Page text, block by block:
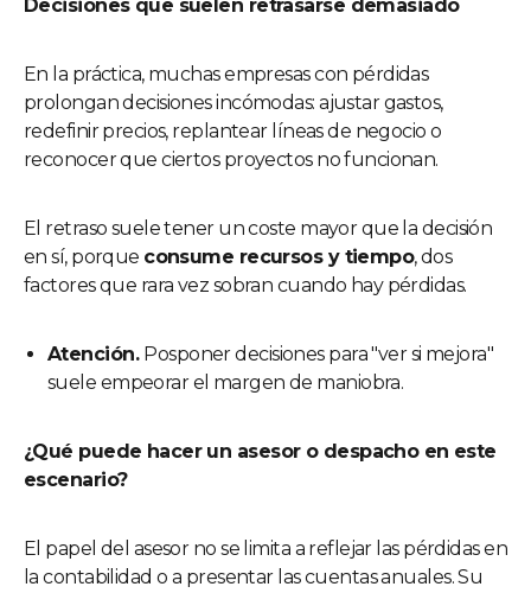
Decisiones que suelen retrasarse demasiado
En la práctica, muchas empresas con pérdidas
prolongan decisiones incómodas: ajustar gastos,
redefinir precios, replantear líneas de negocio o
reconocer que ciertos proyectos no funcionan.
El retraso suele tener un coste mayor que la decisión
en sí, porque consume recursos y tiempo, dos
factores que rara vez sobran cuando hay pérdidas.
Atención. Posponer decisiones para "ver si mejora"
suele empeorar el margen de maniobra.
¿Qué puede hacer un asesor o despacho en este
escenario?
El papel del asesor no se limita a reflejar las pérdidas en
la contabilidad o a presentar las cuentas anuales. Su